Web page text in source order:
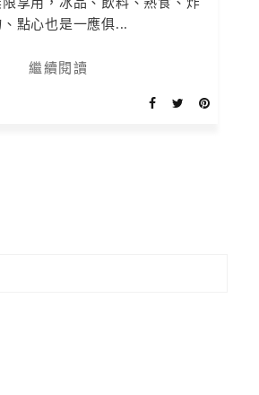
、點心也是一應俱...
繼續閱讀